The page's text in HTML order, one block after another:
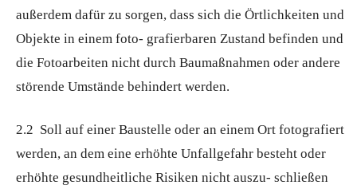
außerdem dafür zu sorgen, dass sich die Örtlichkeiten und
Objekte in einem foto- grafierbaren Zustand befinden und
die Fotoarbeiten nicht durch Baumaßnahmen oder andere
störende Umstände behindert werden.
2.2 Soll auf einer Baustelle oder an einem Ort fotografiert
werden, an dem eine erhöhte Unfallgefahr besteht oder
erhöhte gesundheitliche Risiken nicht auszu- schließen